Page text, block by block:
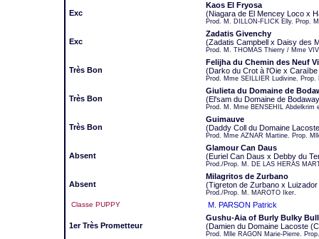
Exc
Kaos El Fryosa
(Niagara de El Mencey Loco x
Prod. M. DILLON-FLICK Elly. Prop.
Exc
Zadatis Givenchy
(Zadatis Campbell x Daisy des
Prod. M. THOMAS Thierry / Mme
Très Bon
Felijha du Chemin des Neuf
(Darko du Crot à l'Oie x
Prod. Mme SEILLIER Ludivine.
Très Bon
Giulieta du Domaine de
(El'sam du Domaine de
Prod. M. Mme BENSEHIL
Très Bon
Guimauve
(Daddy Coll du Domaine
Prod. Mme AZNAR Martine. Prop.
Absent
Glamour Can Daus
(Euriel Can Daus x Debby du
Prod./Prop. M. DE LAS HERAS
Absent
Milagritos de Zurbano
(Tigreton de Zurbano x
Prod./Prop. M. MAROTO Iker.
Classe PUPPY M. PARSON Patrick
1er Très Prometteur
Gushu-Aia of Burly Bulky
(Damien du Domaine Lacoste
Prod. Mlle RAGON Marie-Pierre.